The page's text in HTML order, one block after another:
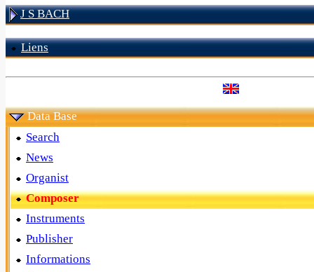
J S BACH
Liens
Data Base
Search
News
Organist
Composer
Instruments
Publisher
Informations